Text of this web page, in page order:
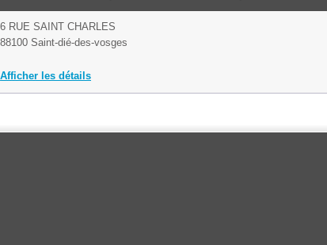
6 RUE SAINT CHARLES
88100 Saint-dié-des-vosges
Afficher les détails